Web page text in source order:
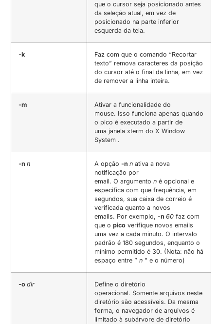
que o cursor seja posicionado antes
da seleção atual, em vez de
posicionado na parte inferior
esquerda da tela.
-k
Faz com que o comando “Recortar
texto” remova caracteres da posição
do cursor até o final da linha, em vez
de remover a linha inteira.
-m
Ativar a funcionalidade do
mouse. Isso funciona apenas quando
o pico é executado a partir de
uma janela xterm do X Window
System .
-nn A opção-nn ativa a nova
notificação por
email. O argumenton é opcional e
especifica com que frequência, em
segundos, sua caixa de correio é
verificada quanto a novos
emails. Por exemplo,-n60 faz com
que opico verifique novos emails
uma vez a cada minuto. O intervalo
padrão é 180 segundos, enquanto o
mínimo permitido é 30. (Nota: não há
espaço entre ”n ” e o número)
-odir
Define o diretório
operacional. Somente arquivos neste
diretório são acessíveis. Da mesma
forma, o navegador de arquivos é
limitado à subárvore de diretório